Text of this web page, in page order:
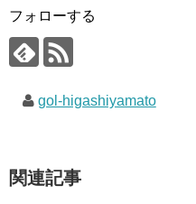
フォローする
gol-higashiyamato
関連記事